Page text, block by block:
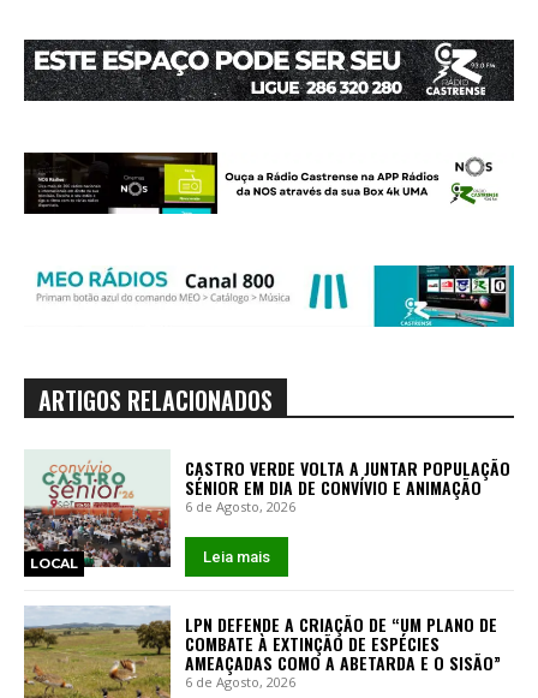
ARTIGOS RELACIONADOS
LOCAL
CASTRO VERDE VOLTA A JUNTAR POPULAÇÃO
SÉNIOR EM DIA DE CONVÍVIO E ANIMAÇÃO
6 de Agosto, 2026
Leia mais
LPN DEFENDE A CRIAÇÃO DE “UM PLANO DE
COMBATE À EXTINÇÃO DE ESPÉCIES
AMEAÇADAS COMO A ABETARDA E O SISÃO”
6 de Agosto, 2026